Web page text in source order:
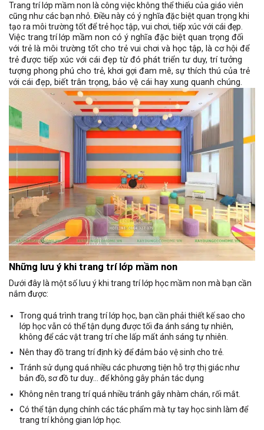
Trang trí lớp mầm non là công việc không thể thiếu của giáo viên
cũng như các bạn nhỏ. Điều này có ý nghĩa đặc biệt quan trọng khi
tạo ra môi trường tốt để trẻ học tập, vui chơi, tiếp xúc với cái đẹp.
Việc trang trí lớp mầm non có ý nghĩa đặc biệt quan trọng đối
với trẻ là môi trường tốt cho trẻ vui chơi và học tập, là cơ hội để
trẻ được tiếp xúc với cái đẹp từ đó phát triển tư duy, trítưởng
tượng phong phú cho trẻ, khơi gợi đam mê, sự thích thú của trẻ
với cái đẹp, biết trân trọng, bảo vệ cái hay xung quanh chúng.
Những lưu ý khi trang trí lớp mầm non
Dưới đây là một số lưu ý khi trang trí lớp học mầm non mà bạn cần
nắm được:
Trong quá trình trang trí lớp học, bạn cần phải thiết kế sao cho
lớp học vẫn có thể tận dụng được tối đa ánh sáng tự nhiên,
không để các vật trang trí che lấp mất ánh sáng tự nhiên.
Nên thay đồ trang trí định kỳ để đảm bảo vệ sinh cho trẻ.
Tránh sử dụng quá nhiều các phương tiện hỗ trợ thị giác như
bản đồ, sơ đồ tư duy… để không gây phản tác dụng
Không nên trang trí quá nhiều tránh gây nhàm chán, rối mắt.
Có thể tận dụng chính các tác phẩm mà tự tay học sinh làm để
trang trí không gian lớp học.